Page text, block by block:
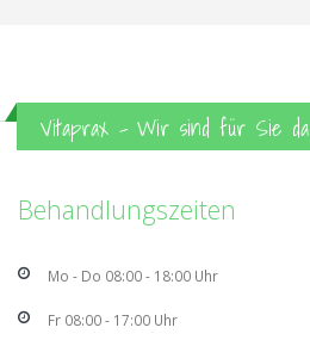
Vitaprax - Wir sind für Sie da
Behandlungszeiten
Mo - Do 08:00 - 18:00 Uhr
Fr 08:00 - 17:00 Uhr